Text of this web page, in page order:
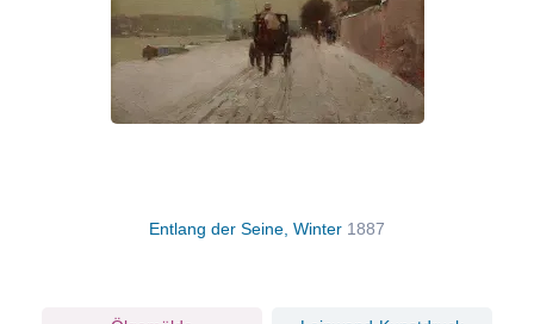
Entlang der Seine, Winter 1887